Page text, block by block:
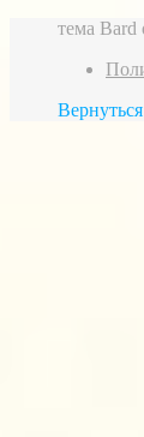
тема Bard